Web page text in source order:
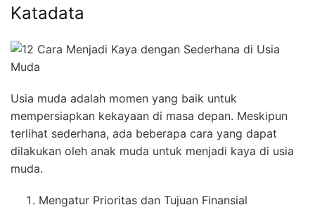
Katadata
Usia muda adalah momen yang baik untuk
mempersiapkan kekayaan di masa depan. Meskipun
terlihat sederhana, ada beberapa cara yang dapat
dilakukan oleh anak muda untuk menjadi kaya di usia
muda.
Mengatur Prioritas dan Tujuan Finansial